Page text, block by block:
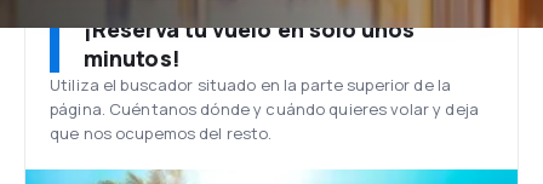
¡Reserva tu vuelo en solo unos
minutos!
Utiliza el buscador situado en la parte superior de la
página. Cuéntanos dónde y cuándo quieres volar y deja
que nos ocupemos del resto.